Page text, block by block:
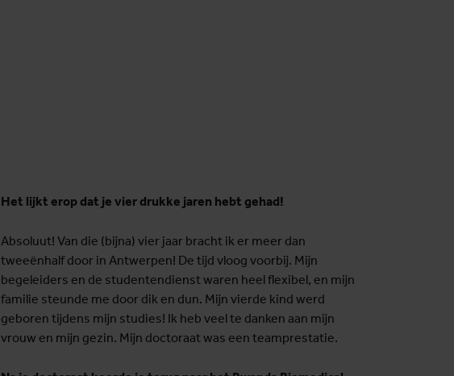
Het lijkt erop dat je vier drukke jaren hebt gehad!
Absoluut! Van die (bijna) vier jaar bracht ik er meer dan
tweeënhalf door in Antwerpen! De tijd vloog voorbij. Mijn
begeleiders en de studentendienst waren heel flexibel, en mijn
familie steunde me door dik en dun. Mijn vierde kind werd
geboren tijdens mijn studies! Ik heb veel te danken aan mijn
vrouw en mijn gezin. Mijn doctoraat was een teamprestatie.